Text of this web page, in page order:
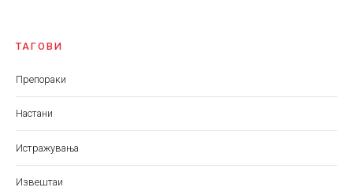
ТАГОВИ
Препораки
Настани
Истражувања
Извештаи